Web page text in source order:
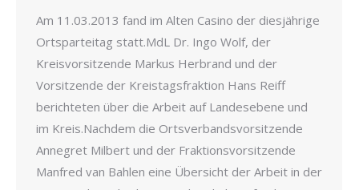
Am 11.03.2013 fand im Alten Casino der diesjährige
Ortsparteitag statt.MdL Dr. Ingo Wolf, der
Kreisvorsitzende Markus Herbrand und der
Vorsitzende der Kreistagsfraktion Hans Reiff
berichteten über die Arbeit auf Landesebene und
im Kreis.Nachdem die Ortsverbandsvorsitzende
Annegret Milbert und der Fraktionsvorsitzende
Manfred van Bahlen eine Übersicht der Arbeit in der